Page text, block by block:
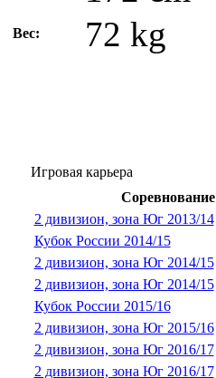
Вес: 72 kg
Игровая карьера
Соревнование
2 дивизион, зона Юг 2013/14
Кубок России 2014/15
2 дивизион, зона Юг 2014/15
2 дивизион, зона Юг 2014/15
Кубок России 2015/16
2 дивизион, зона Юг 2015/16
2 дивизион, зона Юг 2016/17
2 дивизион, зона Юг 2016/17